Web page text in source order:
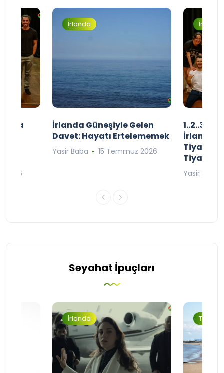
2026
İrlanda
İrlanda Güneşiyle Gelen
Davet: Hayatı Ertelememek
Yasir Baba 15 Temmuz 2026
İrlanda
1..2..3..
Tiyatro
Yasir Baba
Seyahat İpuçları
İrlanda Turizm